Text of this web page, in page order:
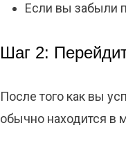
Если вы забыли
Шаг 2:
После того как вы
обычно находится в